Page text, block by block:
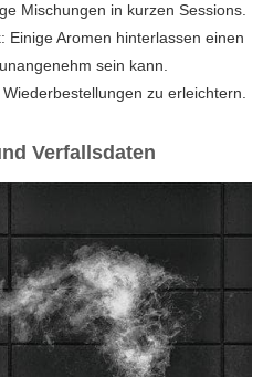
Mischungen in kurzen Sessions.
Einige Aromen hinterlassen einen
sein kann.
zu erleichtern.
Verfallsdaten